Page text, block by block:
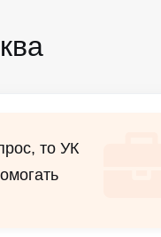
то УК